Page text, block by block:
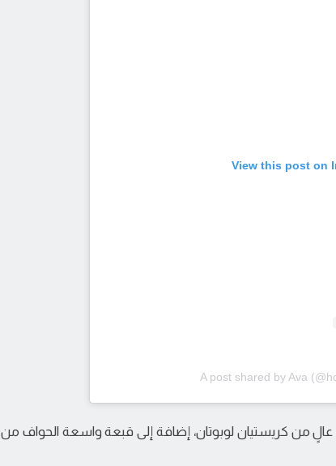
View this post on
A post shared by Ava
عالٍ من كريستيان لوبوتان، إضافة إلى قبعة واسعة الحواف من